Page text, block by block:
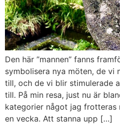
Den här ”mannen” fanns
symbolisera nya möten, de vi
till, och de vi blir stimulerade
till. På min resa, just nu är
kategorier något jag frotteras
en vecka. Att stanna upp […]